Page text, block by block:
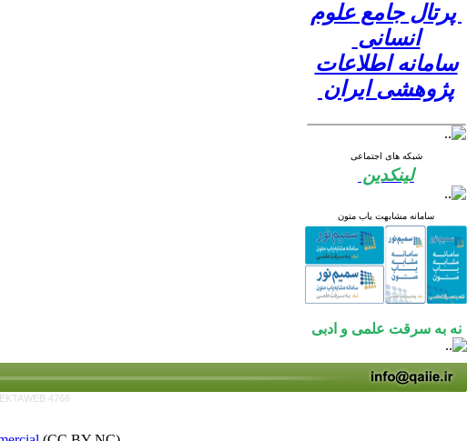
پرتال جامع علوم
انسانی
سامانه اطلاعات
پژوهشی ایران
شبکه های اجتماعی
لینکدین
سامانه مشابهت یاب متون
نه به سرقت علمی و ادبی
4766